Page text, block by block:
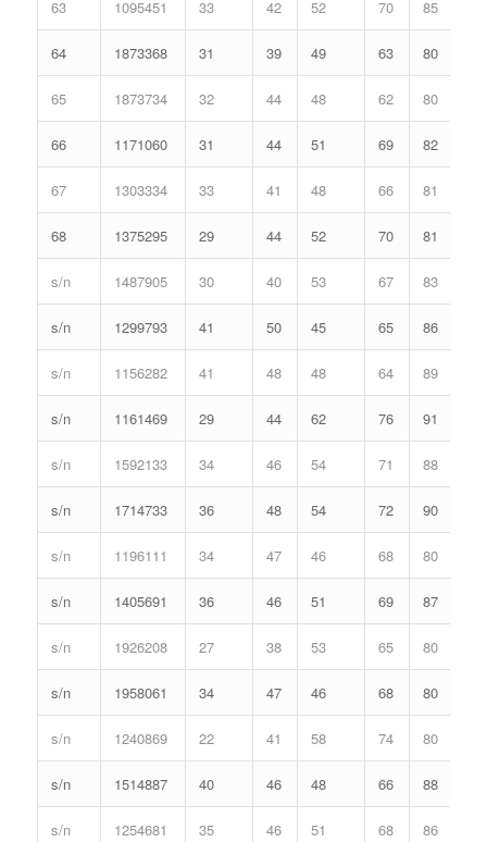
63 1095451 33 42 52 70 85
64 1873368 31 39 49 63 80
65 1873734 32 44 48 62 80
66 1171060 31 44 51 69 82
67 1303334 33 41 48 66 81
68 1375295 29 44 52 70 81
s/n 1487905 30 40 53 67 83
s/n 1299793 41 50 45 65 86
s/n 1156282 41 48 48 64 89
s/n 1161469 29 44 62 76 91
s/n 1592133 34 46 54 71 88
s/n 1714733 36 48 54 72 90
s/n 1196111 34 47 46 68 80
s/n 1405691 36 46 51 69 87
s/n 1926208 27 38 53 65 80
s/n 1958061 34 47 46 68 80
s/n 1240869 22 41 58 74 80
s/n 1514887 40 46 48 66 88
s/n 1254681 35 46 51 68 86